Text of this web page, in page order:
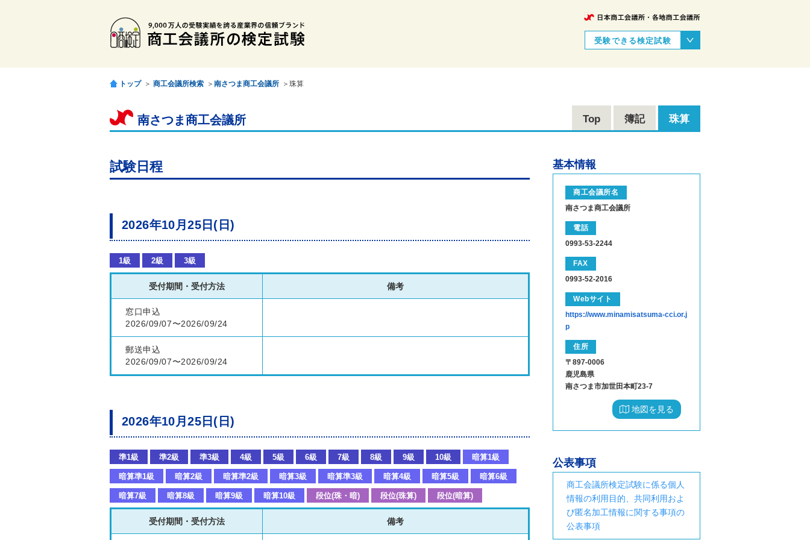
受験できる検定試験
トップ ＞ 商工会議所検索 ＞ 南さつま商工会議所 ＞珠算
南さつま商工会議所 Top 簿記 珠算
試験日程
2026年10月25日(日)
1級 2級 3級
受付期間・受付方法 備考
窓口申込
2026/09/07〜2026/09/24
郵送申込
2026/09/07〜2026/09/24
2026年10月25日(日)
準1級 準2級 準3級 4級 5級 6級 7級 8級 9級 10級 暗算1級
暗算準1級 暗算2級 暗算準2級 暗算3級 暗算準3級 暗算4級 暗算5級 暗算6級
暗算7級 暗算8級 暗算9級 暗算10級 段位(珠・暗) 段位(珠算) 段位(暗算)
受付期間・受付方法 備考
基本情報
商工会議所名
南さつま商工会議所
電話
0993-53-2244
FAX
0993-52-2016
Webサイト
https://www.minamisatsuma-cci.or.j
p
住所
〒897-0006
鹿児島県
南さつま市加世田本町23-7
地図を見る
公表事項
商工会議所検定試験に係る個人
情報の利用目的、共同利用およ
び匿名加工情報に関する事項の
公表事項